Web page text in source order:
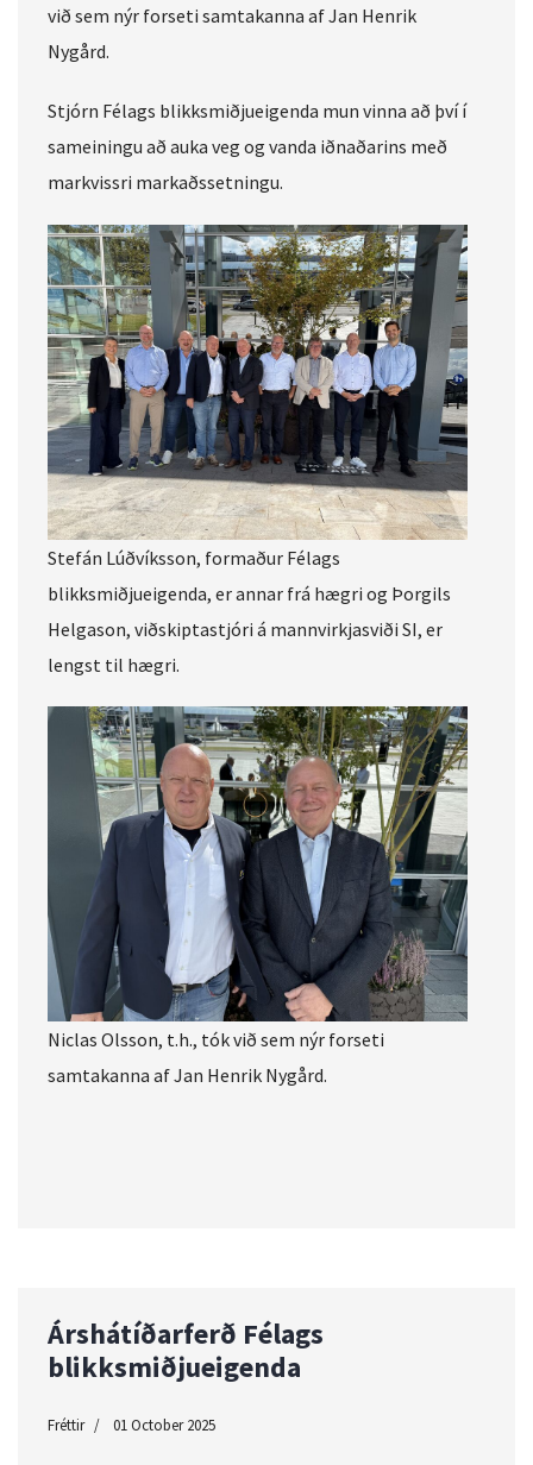
við sem nýr forseti samtakanna af Jan Henrik
Nygård.
Stjórn Félags blikksmiðjueigenda mun vinna að því í
sameiningu að auka veg og vanda iðnaðarins með
markvissri markaðssetningu.
Stefán Lúðvíksson, formaður Félags
blikksmiðjueigenda, er annar frá hægri og Þorgils
Helgason, viðskiptastjóri á mannvirkjasviði SI, er
lengst til hægri.
Niclas Olsson, t.h., tók við sem nýr forseti
samtakanna af Jan Henrik Nygård.
Árshátíðarferð Félags
blikksmiðjueigenda
Fréttir 01 October 2025